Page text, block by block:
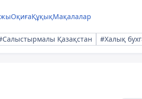
ОқиғаҚұқықМақалалар
Қазақстан #Халық